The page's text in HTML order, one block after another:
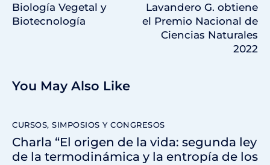
Biología Vegetal y
Biotecnología
Lavandero G. obtiene
el Premio Nacional de
Ciencias Naturales
2022
You May Also Like
CURSOS, SIMPOSIOS Y CONGRESOS
Charla “El origen de la vida: segunda ley
de la termodinámica y la entropía de los